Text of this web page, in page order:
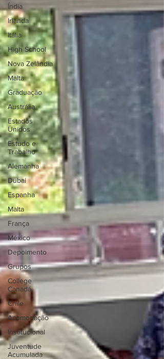
Índia
Irlanda
Itália
High School
Nova Zelândia
Malta
Graduação
Austrália
Estados
Unidos
Estudo e
Trabalho
Alemanha
Dubai
Espanha
Malta
França
México
Depoimento
Grupos
College
Canadá
Chile
Acomodação
Institucional
Juventude
Acumulada